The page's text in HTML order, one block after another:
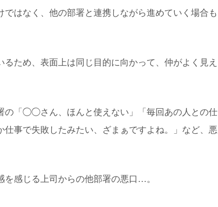
はなく、他の部署と連携しながら進めていく場合も
ため、表面上は同じ目的に向かって、仲がよく見え
の「◯◯さん、ほんと使えない」「毎回あの人との仕
事で失敗したみたい、ざまぁですよね。」など、悪
感じる上司からの他部署の悪口…。